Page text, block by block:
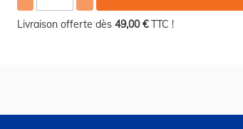
Livraison offerte dès 49,00 €TTC !